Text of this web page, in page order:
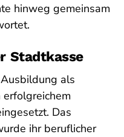
hinweg gemeinsam
Stadtkasse
als
Das
ihr beruflicher